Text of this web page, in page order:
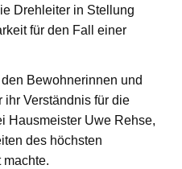
Drehleiter in Stellung
für den Fall einer
Bewohnerinnen und
ihr Verständnis für die
Hausmeister Uwe Rehse,
des höchsten
machte.